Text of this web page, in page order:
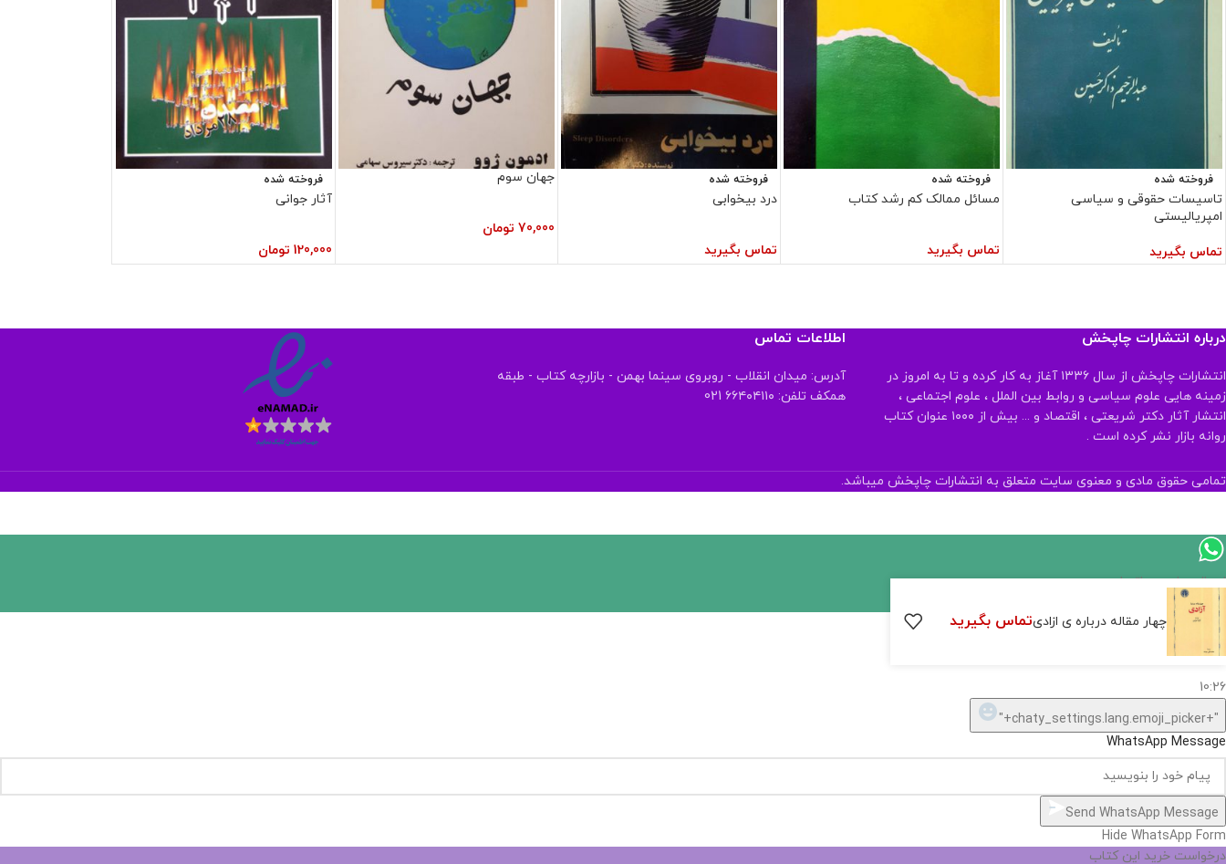
فروخته شده
تاسیسات حقوقی و سیاسی
امپریالیستی
تماس بگیرید
فروخته شده
مسائل ممالک کم رشد کتاب
تماس بگیرید
فروخته شده
درد بیخوابی
تماس بگیرید
جهان سوم
70,000 تومان
فروخته شده
آثار جوانی
120,000 تومان
درباره انتشارات چاپخش
انتشارات چاپخش از سال ۱۳۳۶ آغاز به کار کرده و تا به امروز در
زمینه هایی علوم سیاسی و روابط بین الملل ، علوم اجتماعی ،
انتشار آثار دکتر شریعتی ، اقتصاد و ... بیش از ۱۰۰۰ عنوان کتاب
روانه بازار نشر کرده است .
اطلاعات تماس
آدرس: میدان انقلاب - روبروی سینما بهمن - بازارچه کتاب - طبقه
همکف تلفن: ۶۶۴۰۴۱۱۰ 021
تمامی حقوق مادی و معنوی سایت متعلق به انتشارات چاپخش میباشد.
چهار مقاله درباره ی ازادیتماس بگیرید
ارسال پیام در واتساپ
کارشناس فروش
سلام, چطور میتونم کمکتون کنم؟
10:26
"+chaty_settings.lang.emoji_picker+"
WhatsApp Message
Send WhatsApp Message
Hide WhatsApp Form
درخواست خرید این کتاب